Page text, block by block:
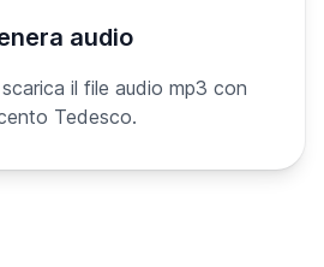
audio
il file audio mp3 con
Tedesco.